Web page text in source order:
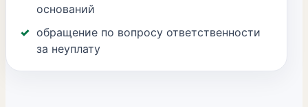
оснований
обращение по вопросу ответственности
за неуплату